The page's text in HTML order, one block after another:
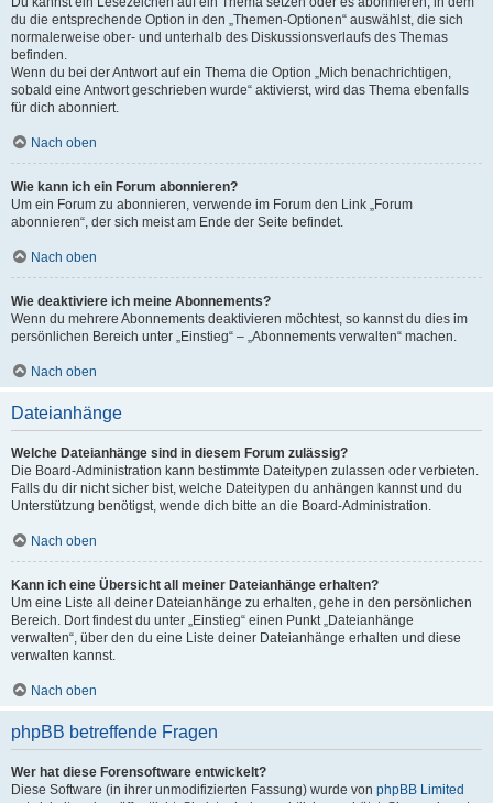
du die entsprechende Option in den „Themen-Optionen“ auswählst, die sich
normalerweise ober- und unterhalb des Diskussionsverlaufs des Themas
befinden.
Wenn du bei der Antwort auf ein Thema die Option „Mich benachrichtigen,
sobald eine Antwort geschrieben wurde“ aktivierst, wird das Thema ebenfalls
für dich abonniert.
Nach oben
Wie kann ich ein Forum abonnieren?
Um ein Forum zu abonnieren, verwende im Forum den Link „Forum
abonnieren“, der sich meist am Ende der Seite befindet.
Nach oben
Wie deaktiviere ich meine Abonnements?
Wenn du mehrere Abonnements deaktivieren möchtest, so kannst du dies im
persönlichen Bereich unter „Einstieg“ – „Abonnements verwalten“ machen.
Nach oben
Dateianhänge
Welche Dateianhänge sind in diesem Forum zulässig?
Die Board-Administration kann bestimmte Dateitypen zulassen oder verbieten.
Falls du dir nicht sicher bist, welche Dateitypen du anhängen kannst und du
Unterstützung benötigst, wende dich bitte an die Board-Administration.
Nach oben
Kann ich eine Übersicht all meiner Dateianhänge erhalten?
Um eine Liste all deiner Dateianhänge zu erhalten, gehe in den persönlichen
Bereich. Dort findest du unter „Einstieg“ einen Punkt „Dateianhänge
verwalten“, über den du eine Liste deiner Dateianhänge erhalten und diese
verwalten kannst.
Nach oben
phpBB betreffende Fragen
Wer hat diese Forensoftware entwickelt?
Diese Software (in ihrer unmodifizierten Fassung) wurde von phpBB Limited